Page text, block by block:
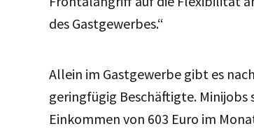
des Gastgewerbes.“
Allein im Gastgewerbe gibt es
geringfügig Beschäftigte. Minijobs
Einkommen von 603 Euro im